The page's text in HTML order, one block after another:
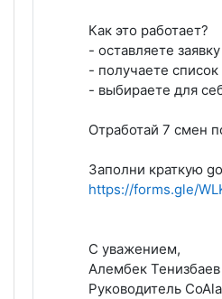
Как это работает?
- оставляете
- получаете
- выбираете для
Отработай 7 смен
Заполни краткую
https://forms.gle/
С уважением,
Алембек Тенизбаев
Руководитель CoAla